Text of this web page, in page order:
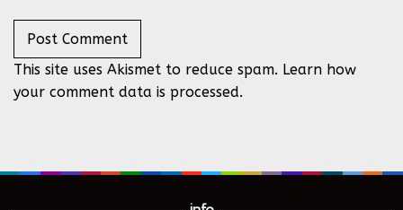
This site uses Akismet to reduce spam. Learn how
your comment data is processed.